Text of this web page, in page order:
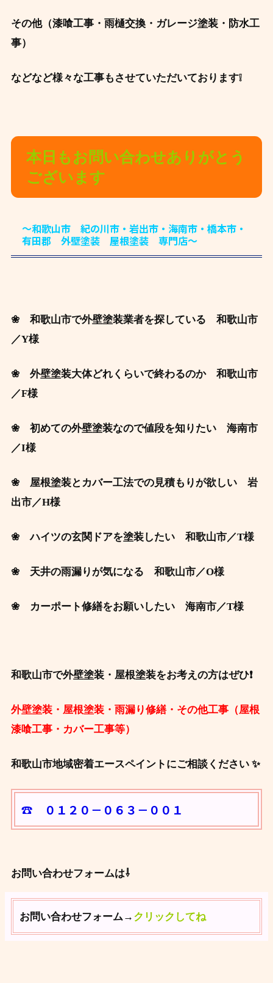
その他（漆喰工事・雨樋交換・ガレージ塗装・防水工
事）
などなど様々な工事もさせていただいております❕
本日もお問い合わせありがとう
ございます
～和歌山市 紀の川市・岩出市・海南市・橋本市・
有田郡 外壁塗装 屋根塗装 専門店～
❀ 和歌山市で外壁塗装業者を探している 和歌山市
／Y様
❀ 外壁塗装大体どれくらいで終わるのか 和歌山市
／F様
❀ 初めての外壁塗装なので値段を知りたい 海南市
／I様
❀ 屋根塗装とカバー工法での見積もりが欲しい 岩
出市／H様
❀ ハイツの玄関ドアを塗装したい 和歌山市／T様
❀ 天井の雨漏りが気になる 和歌山市／O様
❀ カーポート修繕をお願いしたい 海南市／T様
和歌山市で外壁塗装・屋根塗装をお考えの方はぜひ❗
外壁塗装・屋根塗装・雨漏り修繕・その他工事（屋根
漆喰工事・カバー工事等）
和歌山市地域密着エースペイントにご相談ください ✨
☎ ０１２０－０６３－００１
お問い合わせフォームは⇩
お問い合わせフォーム→ クリックしてね